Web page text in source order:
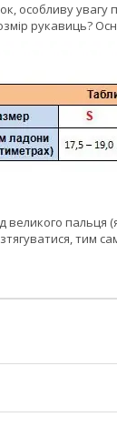
особливу увагу
рукавиць?
пальця
тим